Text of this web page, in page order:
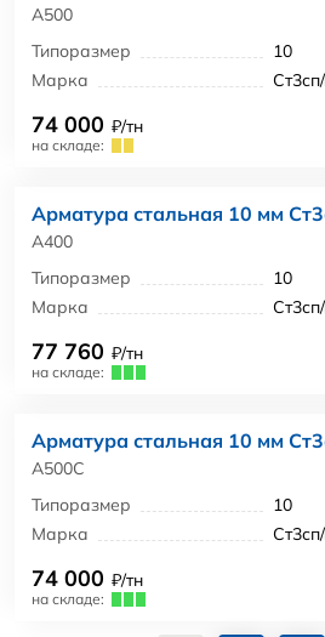
А500
Типоразмер
10
Марка
74 000 ₽/тн
на складе:
Арматура стальная 10 мм
А400
Типоразмер
10
Марка
77 760 ₽/тн
на складе:
Арматура стальная 10 мм
А500С
Типоразмер
10
Марка
74 000 ₽/тн
на складе: